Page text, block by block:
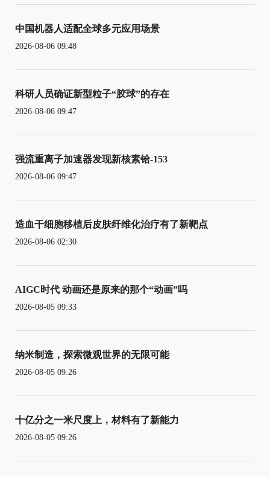
中国机器人适配全球多元应用场景
2026-08-06 09:48
科研人员确证新型粒子“胶球”的存在
2026-08-06 09:47
强流重离子加速器发现新核素铪-153
2026-08-06 09:47
造血干细胞移植后皮肤纤维化治疗有了新靶点
2026-08-06 02:30
AIGC时代 动画还是原来的那个“动画”吗
2026-08-05 09:33
纳米制造，探索微观世界的无限可能
2026-08-05 09:26
十亿分之一米尺度上，材料有了新能力
2026-08-05 09:26